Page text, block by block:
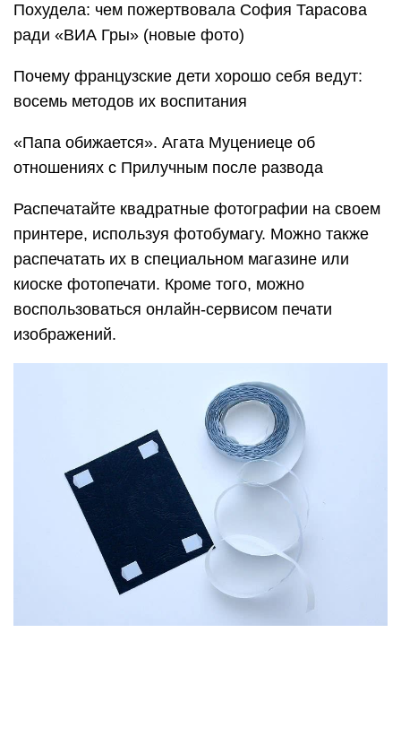
Похудела: чем пожертвовала София Тарасова
ради «ВИА Гры» (новые фото)
Почему французские дети хорошо себя ведут:
восемь методов их воспитания
«Папа обижается». Агата Муцениеце об
отношениях с Прилучным после развода
Распечатайте квадратные фотографии на своем
принтере, используя фотобумагу. Можно также
распечатать их в специальном магазине или
киоске фотопечати. Кроме того, можно
воспользоваться онлайн-сервисом печати
изображений.